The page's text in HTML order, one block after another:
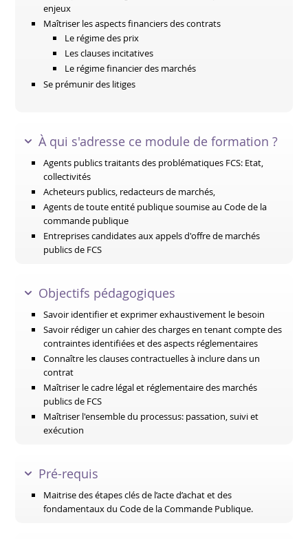
enjeux
Maîtriser les aspects financiers des contrats
Le régime des prix
Les clauses incitatives
Le régime financier des marchés
Se prémunir des litiges
À qui s'adresse ce module de formation ?
Agents publics traitants des problématiques FCS: Etat,
collectivités
Acheteurs publics, redacteurs de marchés,
Agents de toute entité publique soumise au Code de la
commande publique
Entreprises candidates aux appels d'offre de marchés
publics de FCS
Objectifs pédagogiques
Savoir identifier et exprimer exhaustivement le besoin
Savoir rédiger un cahier des charges en tenant compte des
contraintes identifiées et des aspects réglementaires
Connaître les clauses contractuelles à inclure dans un
contrat
Maîtriser le cadre légal et réglementaire des marchés
publics de FCS
Maîtriser l'ensemble du processus: passation, suivi et
exécution
Pré-requis
Maitrise des étapes clés de l’acte d’achat et des
fondamentaux du Code de la Commande Publique.